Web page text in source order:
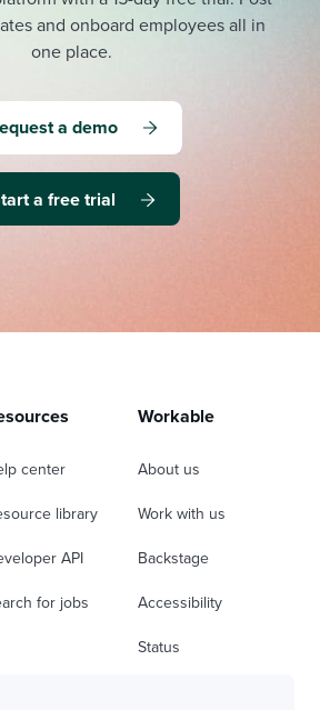
and onboard employees all in
one place.
a demo
a free trial
center
library
API
for jobs
Workable
About us
Work with us
Backstage
Accessibility
Status